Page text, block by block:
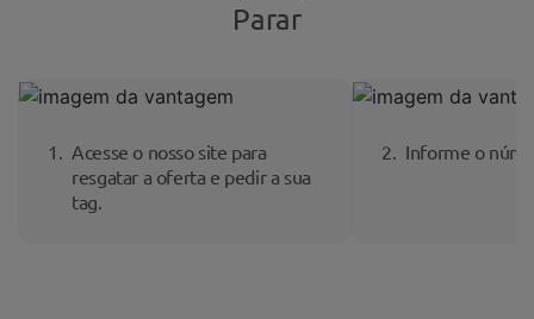
Parar
Acesse o nosso site para
resgatar a oferta e pedir a sua
tag.
Informe o